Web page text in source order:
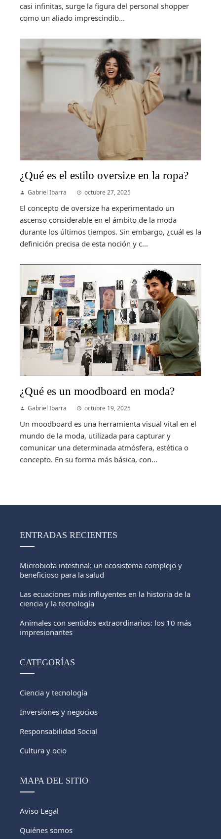
casi infinitas, surge la figura del personal shopper
como un aliado imprescindib...
¿Qué es el estilo oversize en la ropa?
Gabriel Ibarra octubre 27, 2025
El concepto de oversize ha experimentado un
ascenso considerable en el ámbito de la moda
durante los últimos tiempos. Sin embargo, ¿cuál es la
definición precisa de esta noción y c...
¿Qué es un moodboard en moda?
Gabriel Ibarra octubre 19, 2025
Un moodboard es una herramienta visual vital en el
mundo de la moda, utilizada para capturar y
comunicar una determinada atmósfera, estética o
concepto. En su forma más básica, con...
ENTRADAS RECIENTES
Microbiota intestinal: un ecosistema complejo y
beneficioso para la salud
Las ecuaciones más influyentes en la historia de la
ciencia y la tecnología
Animales con sentidos extraordinarios: los 10 más
impresionantes
CATEGORÍAS
Ciencia y tecnología
Inversiones y negocios
Responsabilidad Social
Cultura y ocio
MAPA DEL SITIO
Aviso Legal
Quiénes somos